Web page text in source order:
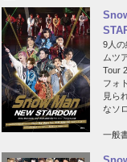
9人の
ムツ
Tour
フォ
見ら
なソ
一般